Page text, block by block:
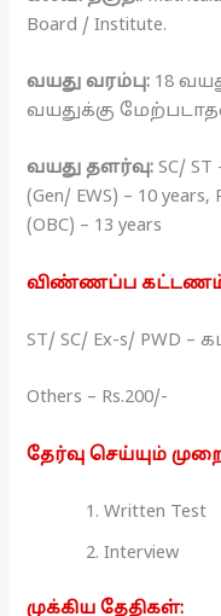
Board / Institute.
வயது வரம்பு: 18
வயதுக்கு
வயது தளர்வு:SC/ ST
(Gen/ EWS) – 10 years,
(OBC) – 13 years
விண்ணப்ப
ST/ SC/ Ex-s/ PWD
Others – Rs.200/-
தேர்வு செய்யும்
Written Test
Interview
முக்கிய தேதிகள்: